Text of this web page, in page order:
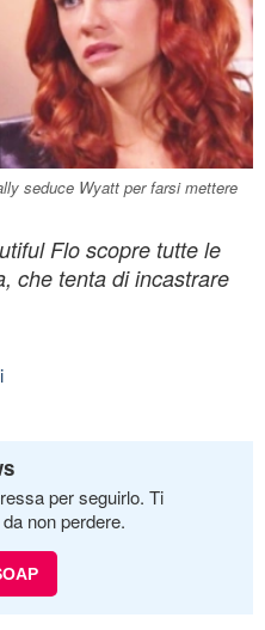
seduce Wyatt per farsi mettere
Flo scopre tutte le
che tenta di incastrare
per seguirlo. Ti
non perdere.